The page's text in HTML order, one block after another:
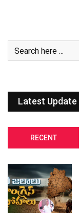
Latest Update
RECENT